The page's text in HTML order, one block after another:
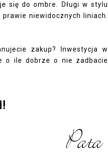
się do ombre. Długi w stylu
niewidocznych liniach.
zakup? Inwestycja w
o ile dobrze o nie zadbacie